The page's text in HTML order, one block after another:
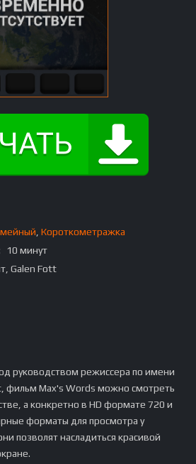
Короткометражка
10 минут
Galen Fott
руководством режиссера по имени
фильм Max's Words можно смотреть
а конкретно в HD формате 720 и
форматы для просмотра у
позволят насладиться красивой